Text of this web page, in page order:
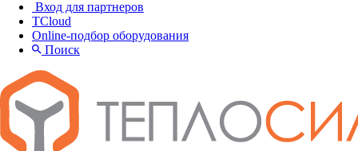
Вход для партнеров
TCloud
Online-подбор оборудования
Поиск